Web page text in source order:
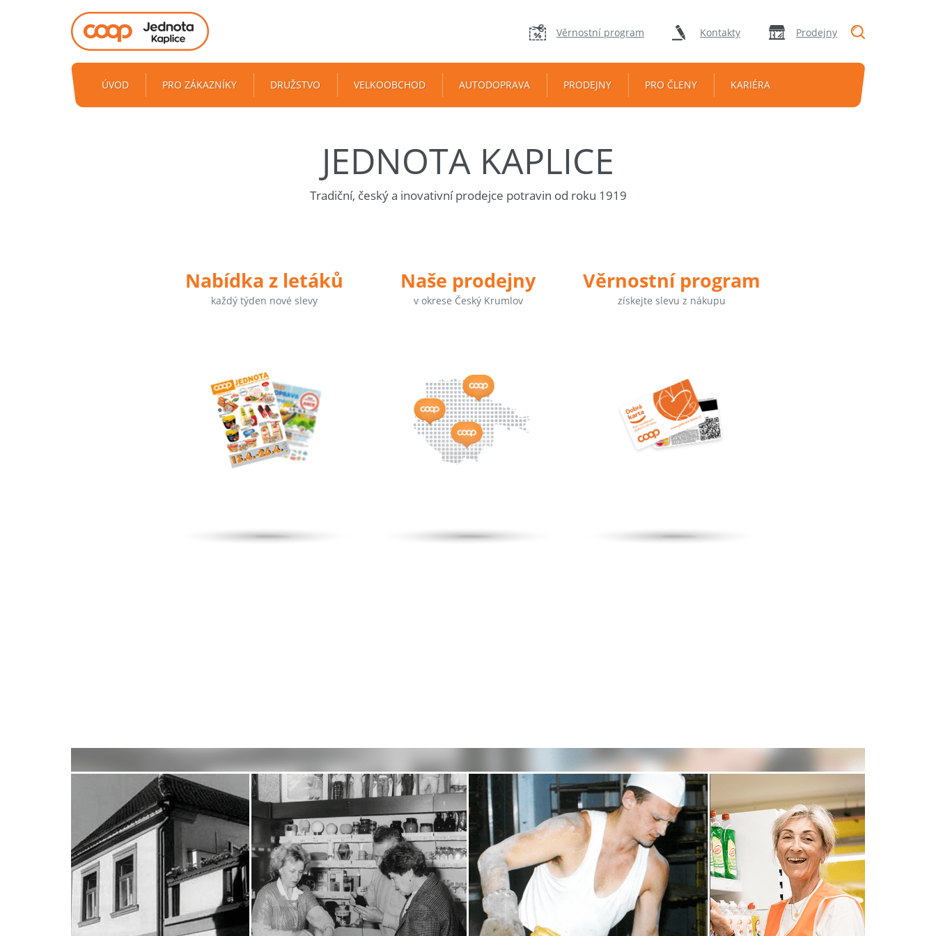
Věrnostní program Kontakty Prodejny
ÚVOD PRO ZÁKAZNÍKY DRUŽSTVO VELKOOBCHOD AUTODOPRAVA PRODEJNY PRO ČLENY KARIÉRA
JEDNOTA KAPLICE
Tradiční, český a inovativní prodejce potravin od roku 1919
Nabídka z letáků
každý týden nové slevy
Naše prodejny
v okrese Český Krumlov
Věrnostní program
získejte slevu z nákupu